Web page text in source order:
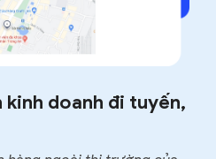
kinh doanh đi tuyến,